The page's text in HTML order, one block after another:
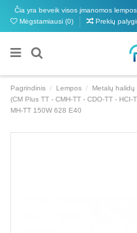
Čia yra beveik visos įmanomos
Mėgstamiausi (0) Prekių
Pagrindinis Lempos Metalų halidų
(CM Plus TT - CMH-TT - CDO-TT - HCI-
MH-TT 150W 628 E40